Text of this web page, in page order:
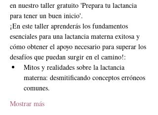
en nuestro taller gratuito 'Prepara tu lactancia
para tener un buen inicio'.
¡En este taller aprenderás los fundamentos
esenciales para una lactancia materna exitosa y
cómo obtener el apoyo necesario para superar los
desafíos que puedan surgir en el camino!:
Mitos y realidades sobre la lactancia
materna: desmitificando conceptos erróneos
comunes.
Mostrar más